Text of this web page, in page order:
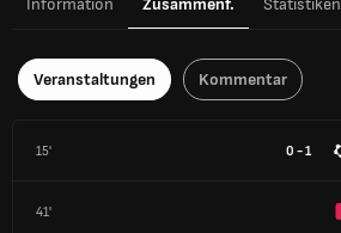
Information Zusammenf. Statistiken
Veranstaltungen Kommentar
15' 0 - 1
41'